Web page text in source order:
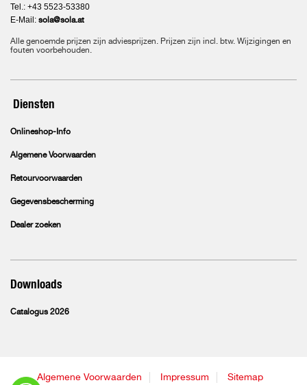
Tel.: +43 5523-53380
E-Mail: sola@sola.at
Alle genoemde prijzen zijn adviesprijzen. Prijzen zijn incl. btw. Wijzigingen en
fouten voorbehouden.
Diensten
Onlineshop-Info
Algemene Voorwaarden
Retourvoorwaarden
Gegevensbescherming
Dealer zoeken
Downloads
Catalogus 2026
Algemene Voorwaarden Impressum Sitemap